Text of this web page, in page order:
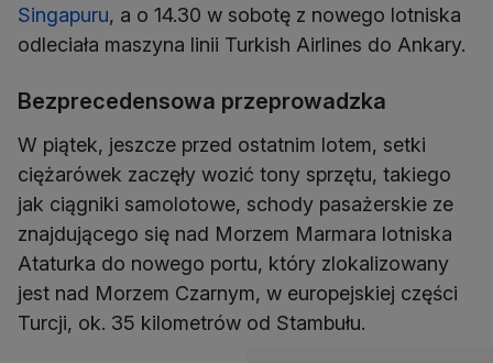
Singapuru, a o 14.30 w sobotę z nowego lotniska
odleciała maszyna linii Turkish Airlines do Ankary.
Bezprecedensowa przeprowadzka
W piątek, jeszcze przed ostatnim lotem, setki
ciężarówek zaczęły wozić tony sprzętu, takiego
jak ciągniki samolotowe, schody pasażerskie ze
znajdującego się nad Morzem Marmara lotniska
Ataturka do nowego portu, który zlokalizowany
jest nad Morzem Czarnym, w europejskiej części
Turcji, ok. 35 kilometrów od Stambułu.